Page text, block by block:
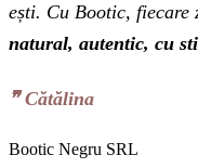
ești. Cu Bootic, fiecare
natural, autentic, cu
❞‬ Cătălina
Bootic Negru SRL